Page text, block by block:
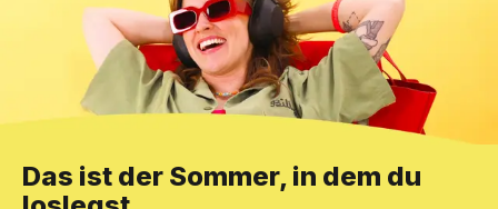
Das ist der Sommer, in dem du